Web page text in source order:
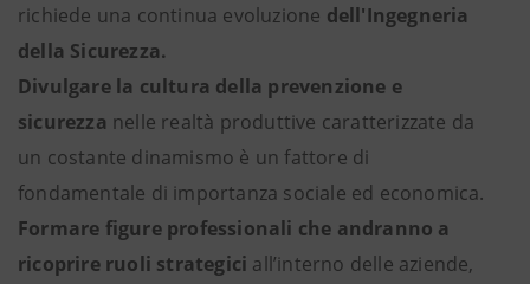
richiede una continua evoluzione dell'Ingegneria
della Sicurezza.
Divulgare la cultura della prevenzione e
sicurezza nelle realtà produttive caratterizzate da
un costante dinamismo è un fattore di
fondamentale di importanza sociale ed economica.
Formare figure professionali che andranno a
ricoprire ruoli strategici all’interno delle aziende,